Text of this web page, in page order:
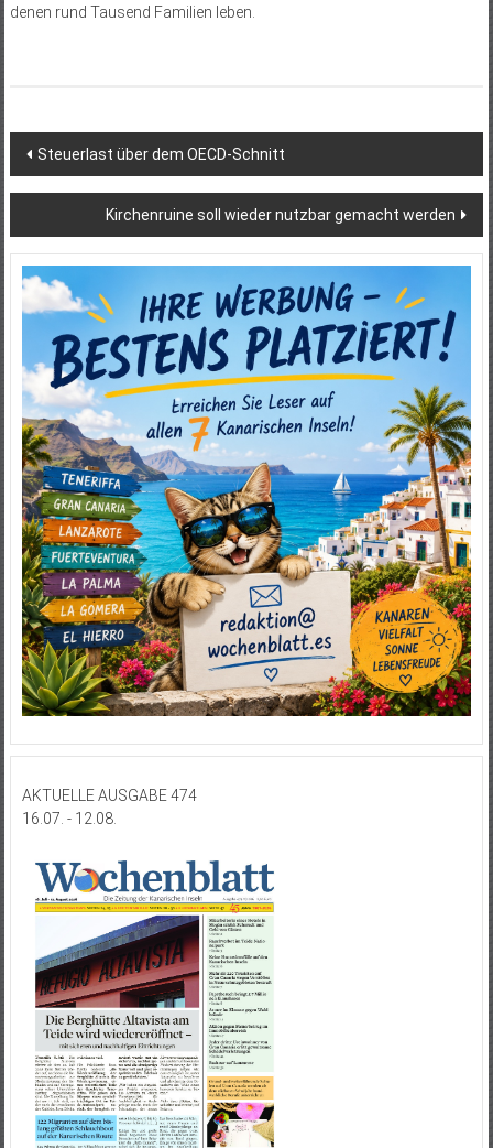
denen rund Tausend Familien leben.
Beitragsnavigation
Steuerlast über dem OECD-Schnitt
Kirchenruine soll wieder nutzbar gemacht werden
AKTUELLE AUSGABE 474
16.07. - 12.08.